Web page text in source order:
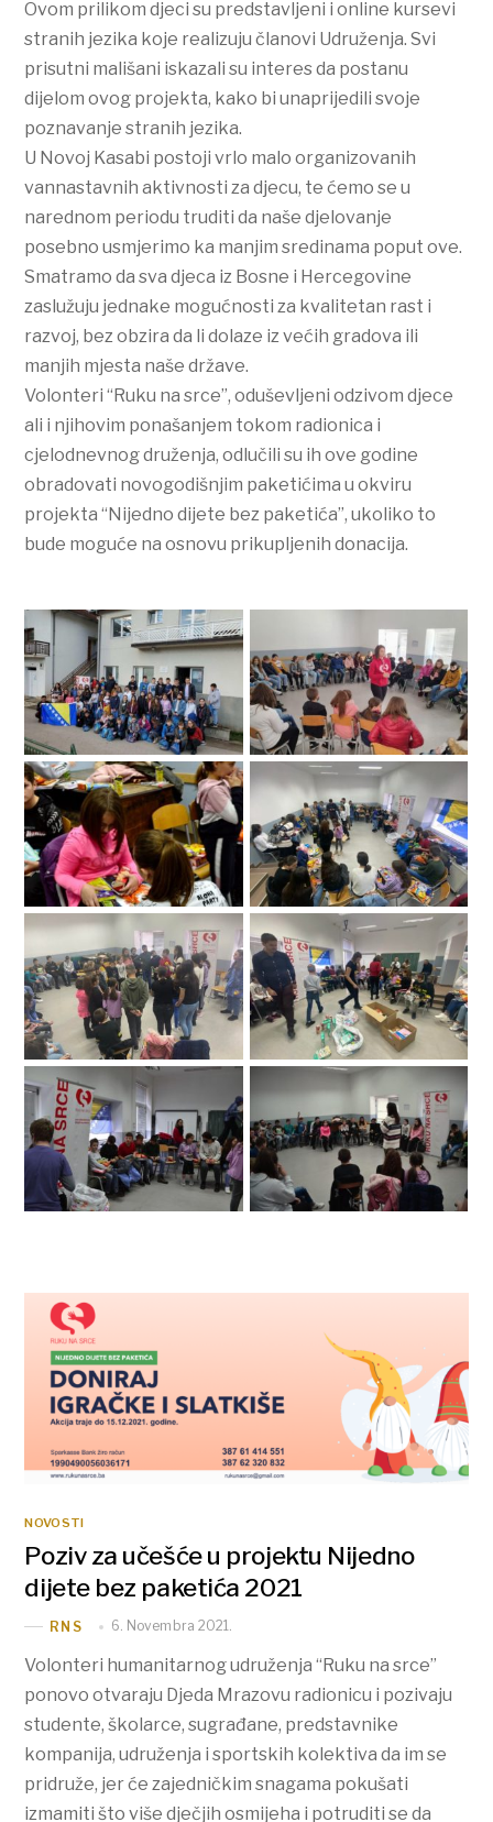
Ovom prilikom djeci su predstavljeni i online kursevi
stranih jezika koje realizuju članovi Udruženja. Svi
prisutni mališani iskazali su interes da postanu
dijelom ovog projekta, kako bi unaprijedili svoje
poznavanje stranih jezika.
U Novoj Kasabi postoji vrlo malo organizovanih
vannastavnih aktivnosti za djecu, te ćemo se u
narednom periodu truditi da naše djelovanje
posebno usmjerimo ka manjim sredinama poput ove.
Smatramo da sva djeca iz Bosne i Hercegovine
zaslužuju jednake mogućnosti za kvalitetan rast i
razvoj, bez obzira da li dolaze iz većih gradova ili
manjih mjesta naše države.
Volonteri “Ruku na srce”, oduševljeni odzivom djece
ali i njihovim ponašanjem tokom radionica i
cjelodnevnog druženja, odlučili su ih ove godine
obradovati novogodišnjim paketićima u okviru
projekta “Nijedno dijete bez paketića”, ukoliko to
bude moguće na osnovu prikupljenih donacija.
NOVOSTI
Poziv za učešće u projektu Nijedno
dijete bez paketića 2021
RNS 6. Novembra 2021.
Volonteri humanitarnog udruženja “Ruku na srce”
ponovo otvaraju Djeda Mrazovu radionicu i pozivaju
studente, školarce, sugrađane, predstavnike
kompanija, udruženja i sportskih kolektiva da im se
pridruže, jer će zajedničkim snagama pokušati
izmamiti što više dječjih osmijeha i potruditi se da